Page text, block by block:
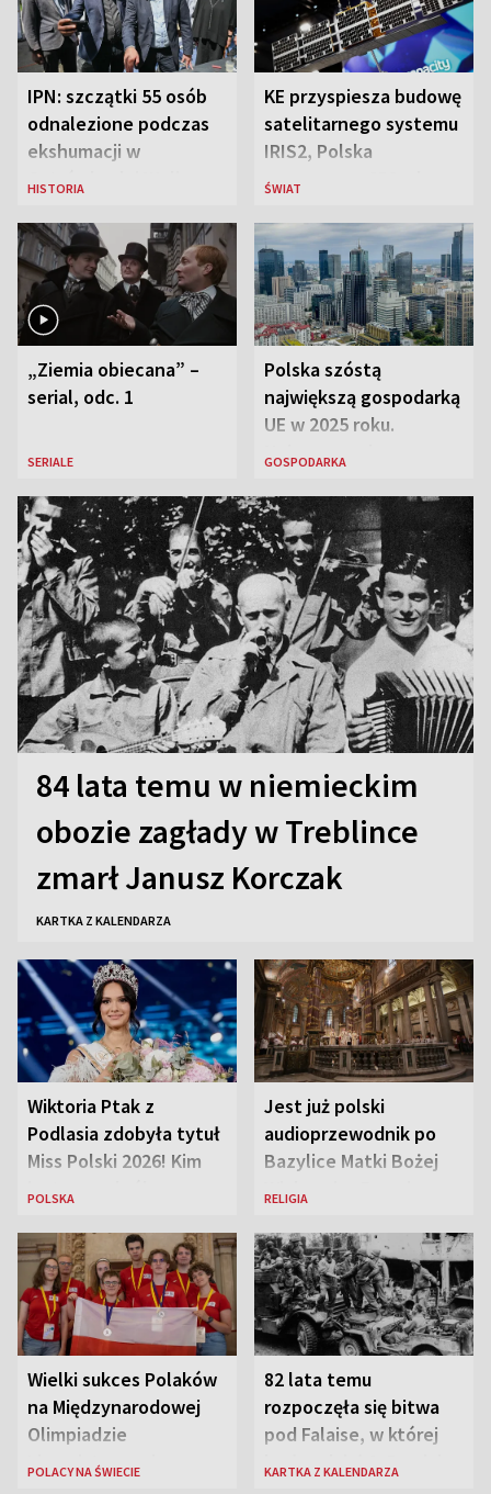
IPN: szczątki 55 osób
odnalezione podczas
ekshumacji w
HISTORIA
KE przyspiesza budowę
satelitarnego systemu
IRIS2, Polska
przeznaczy 656 mln
ŚWIAT
„Ziemia obiecana” –
serial, odc. 1
SERIALE
Polska szóstą
największą gospodarką
UE w 2025 roku.
Najnowsze dane
GOSPODARKA
84 lata temu w niemieckim
obozie zagłady w Treblince
zmarł Janusz Korczak
KARTKA Z KALENDARZA
Wiktoria Ptak z
Podlasia zdobyła tytuł
Miss Polski 2026! Kim
jest nowa królowa
POLSKA
Jest już polski
audioprzewodnik po
Bazylice Matki Bożej
Większej w Rzymie
RELIGIA
Wielki sukces Polaków
na Międzynarodowej
Olimpiadzie
Lingwistycznej
POLACY NA ŚWIECIE
82 lata temu
rozpoczęła się bitwa
pod Falaise, w której
brała udział 1. Dywizja
KARTKA Z KALENDARZA